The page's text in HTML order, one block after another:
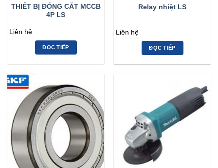
THIẾT BỊ ĐÓNG CẮT MCCB
4P LS
Liên hệ
ĐỌC TIẾP
Relay nhiệt LS
Liên hệ
ĐỌC TIẾP